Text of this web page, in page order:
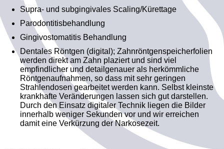
Supra- und subgingivales Scaling/Kürettage
Parodontitisbehandlung
Gingivostomatitis Behandlung
Dentales Röntgen (digital); Zahnröntgenspeicherfolien
werden direkt am Zahn plaziert und sind viel
empfindlicher und detailgenauer als herkömmliche
Röntgenaufnahmen, so dass mit sehr geringen
Strahlendosen gearbeitet werden kann. Selbst kleinste
krankhafte Veränderungen lassen sich gut darstellen.
Durch den Einsatz digitaler Technik liegen die Bilder
innerhalb weniger Sekunden vor und wir erreichen
damit eine Verkürzung der Narkosezeit.